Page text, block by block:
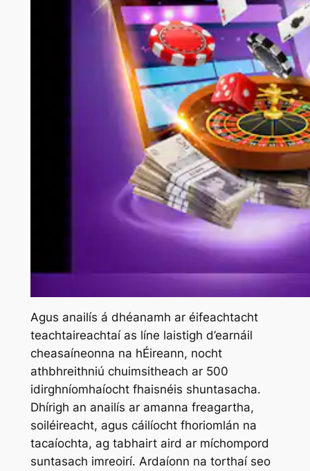
Agus anailís á dhéanamh ar éifeachtacht
teachtaireachtaí as líne laistigh d’earnáil
cheasaíneonna na hÉireann, nocht
athbhreithniú chuimsitheach ar 500
idirghníomhaíocht fhaisnéis shuntasacha.
Dhírigh an anailís ar amanna freagartha,
soiléireacht, agus cáilíocht fhoriomlán na
tacaíochta, ag tabhairt aird ar míchompord
suntasach imreoirí. Ardaíonn na torthaí seo